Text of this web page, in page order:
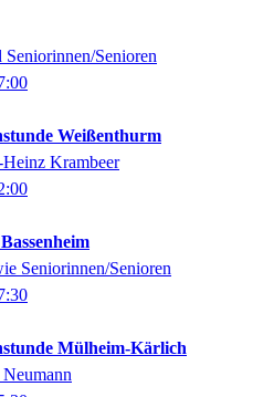
Senioren
Weißenthurm
Krambeer
Seniorinnen/Senioren
Mülheim-Kärlich